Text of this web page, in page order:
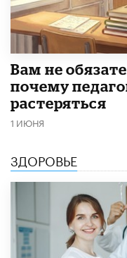
​Вам не
почему
растеряться
1 ИЮНЯ
ЗДОРОВЬЕ